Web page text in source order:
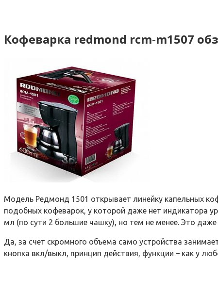
Кофеварка redmond rcm-m1507
Модель Редмонд 1501 открывает линейку капельных
подобных кофеварок, у которой даже нет индикатора
мл (по сути 2 большие чашку), но тем не менее. Это
Да, за счет скромного объема само устройства
кнопка вкл/выкл, принцип действия, функции – как у